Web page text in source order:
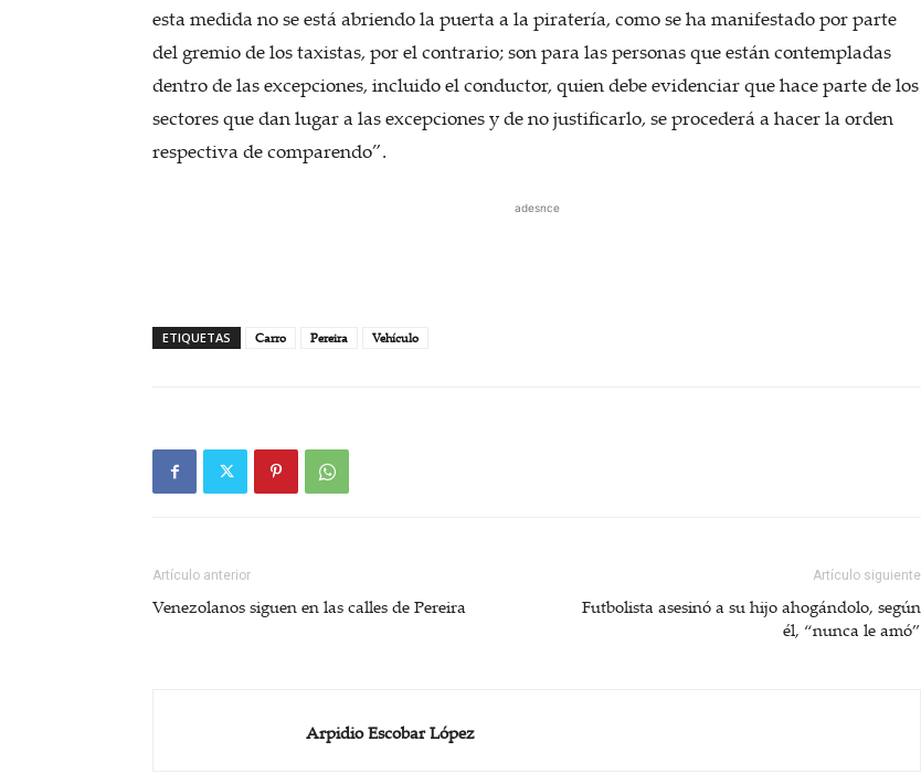
esta medida no se está abriendo la puerta a la piratería, como se ha manifestado por parte
del gremio de los taxistas, por el contrario; son para las personas que están contempladas
dentro de las excepciones, incluido el conductor, quien debe evidenciar que hace parte de los
sectores que dan lugar a las excepciones y de no justificarlo, se procederá a hacer la orden
respectiva de comparendo”.
adesnce
ETIQUETAS Carro Pereira Vehículo
Artículo anterior
Venezolanos siguen en las calles de Pereira
Artículo siguiente
Futbolista asesinó a su hijo ahogándolo, según
él, “nunca le amó”
Arpidio Escobar López